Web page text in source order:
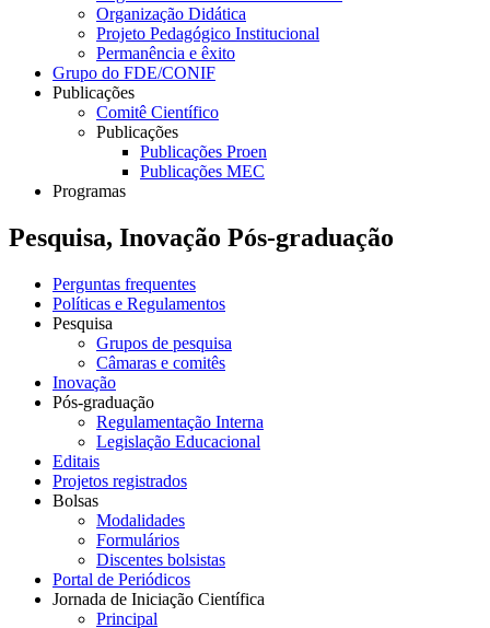
Organização Didática
Projeto Pedagógico Institucional
Permanência e êxito
Grupo do FDE/CONIF
Publicações
Comitê Científico
Publicações
Publicações Proen
Publicações MEC
Programas
Pesquisa, Inovação Pós-graduação
Perguntas frequentes
Políticas e Regulamentos
Pesquisa
Grupos de pesquisa
Câmaras e comitês
Inovação
Pós-graduação
Regulamentação Interna
Legislação Educacional
Editais
Projetos registrados
Bolsas
Modalidades
Formulários
Discentes bolsistas
Portal de Periódicos
Jornada de Iniciação Científica
Principal